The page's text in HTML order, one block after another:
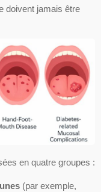
doivent jamais être
en quatre groupes :
(par exemple,